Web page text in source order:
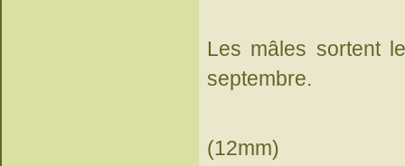
Les mâles sortent
septembre.
(12mm)